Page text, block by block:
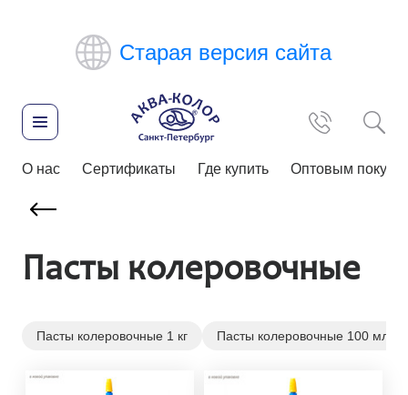
Старая версия сайта
О нас Сертификаты Где купить Оптовым
Пасты колеровочные
Пасты колеровочные 1 кг Пасты колеровочные 100 мл